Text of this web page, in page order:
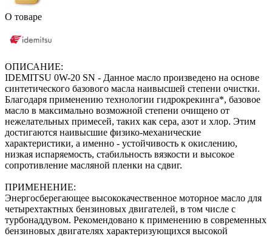
О товаре
ОПИСАНИЕ:
IDEMITSU 0W-20 SN - Данное масло произведено на основе
синтетического базового масла наивысшей степени очистки.
Благодаря применению технологии гидрокрекинга*, базовое
масло в максимально возможной степени очищено от
нежелательных примесей, таких как сера, азот и хлор. Этим
достигаются наивысшие физико-механические
характеристики, а именно - устойчивость к окислению,
низкая испаряемость, стабильность вязкости и высокое
сопротивление масляной пленки на сдвиг.
ПРИМЕНЕНИЕ:
Энергосберегающее высококачественное моторное масло для
четырехтактных бензиновых двигателей, в том числе с
турбонаддувом. Рекомендовано к применению в современных
бензиновых двигателях характеризующихся высокой